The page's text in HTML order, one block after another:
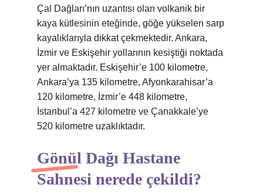
Çal Dağları’nın uzantısı olan volkanik bir
kaya kütlesinin eteğinde, göğe yükselen sarp
kayalıklarıyla dikkat çekmektedir. Ankara,
İzmir ve Eskişehir yollarının kesiştiği noktada
yer almaktadır. Eskişehir’e 100 kilometre,
Ankara’ya 135 kilometre, Afyonkarahisar’a
120 kilometre, İzmir’e 448 kilometre,
İstanbul’a 427 kilometre ve Çanakkale’ye
520 kilometre uzaklıktadır.
Gönül Dağı Hastane
Sahnesi nerede çekildi?